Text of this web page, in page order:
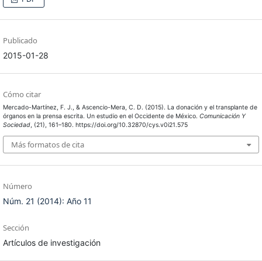
Publicado
2015-01-28
Cómo citar
Mercado-Martínez, F. J., & Ascencio-Mera, C. D. (2015). La donación y el transplante de
órganos en la prensa escrita. Un estudio en el Occidente de México. Comunicación Y
Sociedad, (21), 161–180. https://doi.org/10.32870/cys.v0i21.575
Más formatos de cita
Número
Núm. 21 (2014): Año 11
Sección
Artículos de investigación